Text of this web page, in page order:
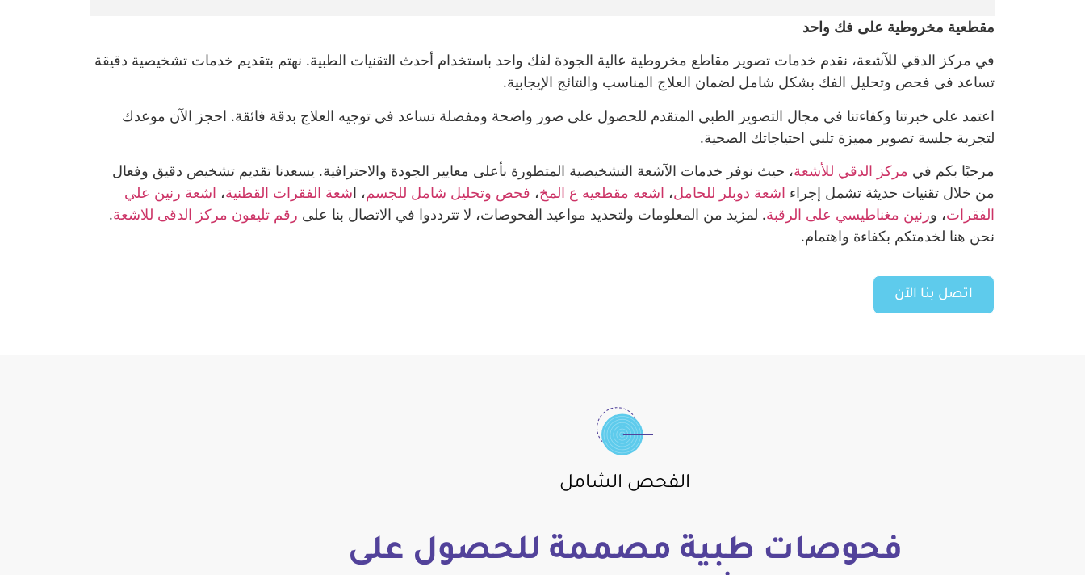
مقطعية مخروطية على فك واحد
في مركز الدقي للآشعة، نقدم خدمات تصوير مقاطع مخروطية عالية الجودة لفك واحد باستخدام أحدث التقنيات الطبية. نهتم بتقديم خدمات تشخيصية دقيقة
تساعد في فحص وتحليل الفك بشكل شامل لضمان العلاج المناسب والنتائج الإيجابية.
اعتمد على خبرتنا وكفاءتنا في مجال التصوير الطبي المتقدم للحصول على صور واضحة ومفصلة تساعد في توجيه العلاج بدقة فائقة. احجز الآن موعدك
لتجربة جلسة تصوير مميزة تلبي احتياجاتك الصحية.
مرحبًا بكم في مركز الدقي للأشعة، حيث نوفر خدمات الآشعة التشخيصية المتطورة بأعلى معايير الجودة والاحترافية. يسعدنا تقديم تشخيص دقيق وفعال
من خلال تقنيات حديثة تشمل إجراء اشعة دوبلر للحامل، اشعه مقطعيه ع المخ، فحص وتحليل شامل للجسم، اشعة الفقرات القطنية، اشعة رنين علي
الفقرات، ورنين مغناطيسي على الرقبة. لمزيد من المعلومات ولتحديد مواعيد الفحوصات، لا تترددوا في الاتصال بنا على رقم تليفون مركز الدقى للاشعة.
نحن هنا لخدمتكم بكفاءة واهتمام.
اتصل بنا الآن
الفحص الشامل
فحوصات طبية مصممة للحصول على